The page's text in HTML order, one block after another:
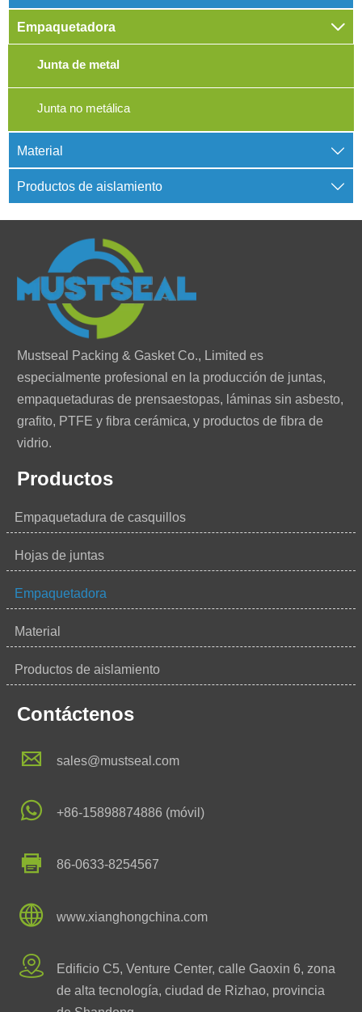
Empaquetadora 
Junta de metal
Junta no metálica
Material 
Productos de aislamiento 
Mustseal Packing & Gasket Co., Limited es
especialmente profesional en la producción de juntas,
empaquetaduras de prensaestopas, láminas sin asbesto,
grafito, PTFE y fibra cerámica, y productos de fibra de
vidrio.
Productos
Empaquetadura de casquillos
Hojas de juntas
Empaquetadora
Material
Productos de aislamiento
Contáctenos
 sales@mustseal.com
 +86-15898874886 (móvil)
 86-0633-8254567
 www.xianghongchina.com

Edificio C5, Venture Center, calle Gaoxin 6, zona
de alta tecnología, ciudad de Rizhao, provincia